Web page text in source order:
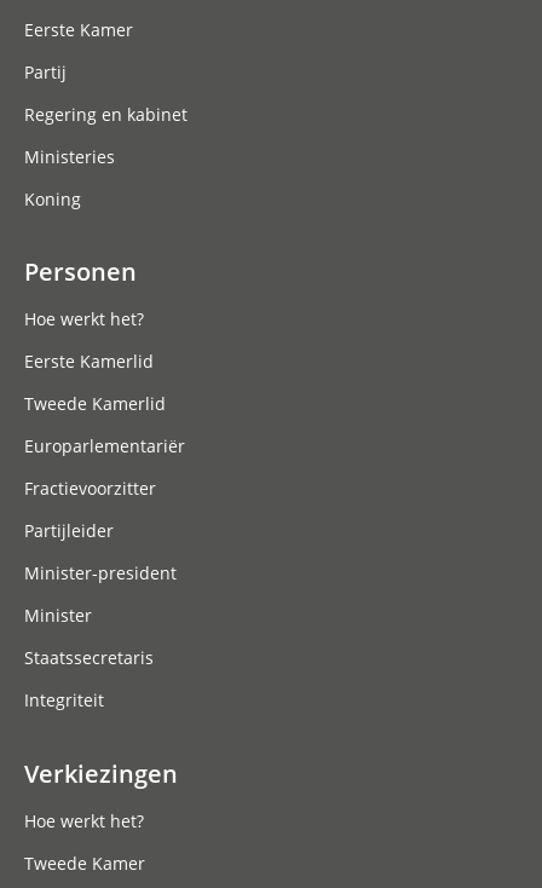
Eerste Kamer
Partij
Regering en kabinet
Ministeries
Koning
Personen
Hoe werkt het?
Eerste Kamerlid
Tweede Kamerlid
Europarlementariër
Fractievoorzitter
Partijleider
Minister-president
Minister
Staatssecretaris
Integriteit
Verkiezingen
Hoe werkt het?
Tweede Kamer